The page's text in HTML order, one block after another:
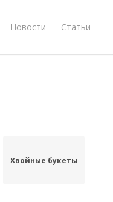
Новости Статьи
Хвойные букеты